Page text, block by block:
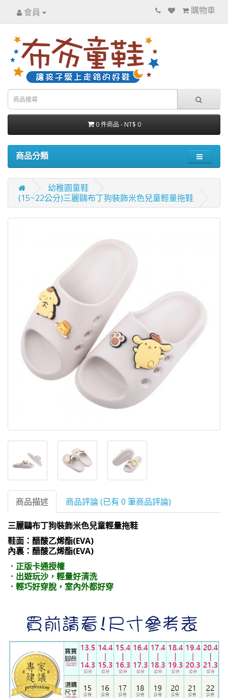
會員 購物車
0 件商品 - NT$ 0
商品分類
幼稚園童鞋
(15~22公分)三麗鷗布丁狗裝飾米色兒童輕量拖鞋
商品描述 商品評論 (已有 0 筆商品評論)
三麗鷗布丁狗裝飾米色兒童輕量拖鞋
鞋面：醋酸乙烯酯(EVA)
內裏：醋酸乙烯酯(EVA)
．正版卡通授權
．出遊玩沙，輕量好清洗
．輕巧好穿脫，室內外都好穿